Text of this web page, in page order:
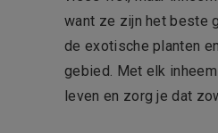
want ze zijn het beste
de exotische planten
gebied. Met elk
leven en zorg je dat